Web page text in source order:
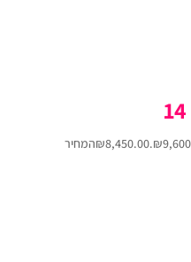
₪8,450.00
המחיר